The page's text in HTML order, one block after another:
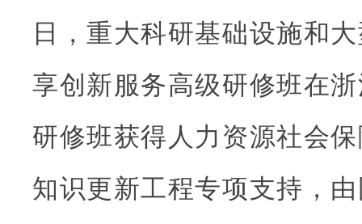
日，重大科研基础设施和
享创新服务高级研修班在
研修班获得人力资源社会
知识更新工程专项支持，